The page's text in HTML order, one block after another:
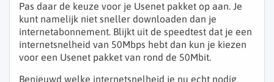
Pas daar de keuze voor je Usenet pakket op aan. Je
kunt namelijk niet sneller downloaden dan je
internetabonnement. Blijkt uit de speedtest dat je een
internetsnelheid van 50Mbps hebt dan kun je kiezen
voor een Usenet pakket van rond de 50Mbit.
Benieuwd welke internetsnelheid je nu echt nodig